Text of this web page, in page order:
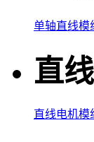
单轴直线模
直
直线电机模